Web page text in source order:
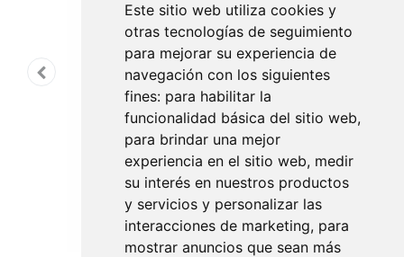
Este sitio web utiliza cookies y
otras tecnologías de seguimiento
para mejorar su experiencia de
navegación con los siguientes
fines: para habilitar la
funcionalidad básica del sitio web,
para brindar una mejor
experiencia en el sitio web, medir
su interés en nuestros productos
y servicios y personalizar las
interacciones de marketing, para
mostrar anuncios que sean más